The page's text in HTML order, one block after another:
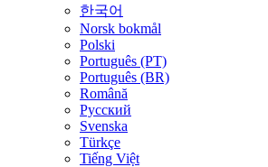
한국어
Norsk bokmål
Polski
Português (PT)
Português (BR)
Română
Русский
Svenska
Türkçe
Tiếng Việt